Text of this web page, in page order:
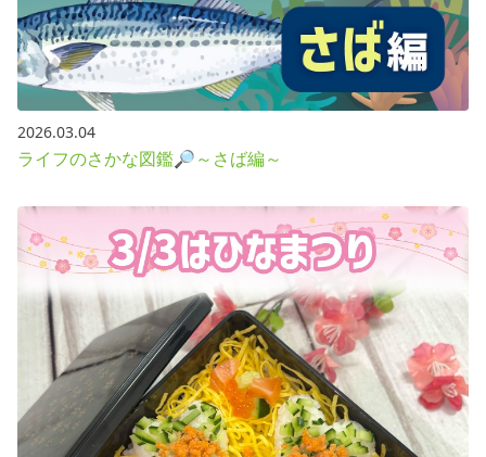
2026.03.04
ライフのさかな図鑑🔎～さば編～